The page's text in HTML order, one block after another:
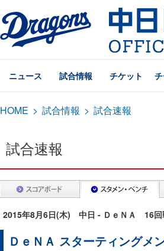
ニュース 試合情報 チケット
HOME > 試合情報 > 試合速報
試合速報
2015年8月6日(木) 中日 - ＤｅＮＡ 16
ＤｅＮＡ スターティングメ